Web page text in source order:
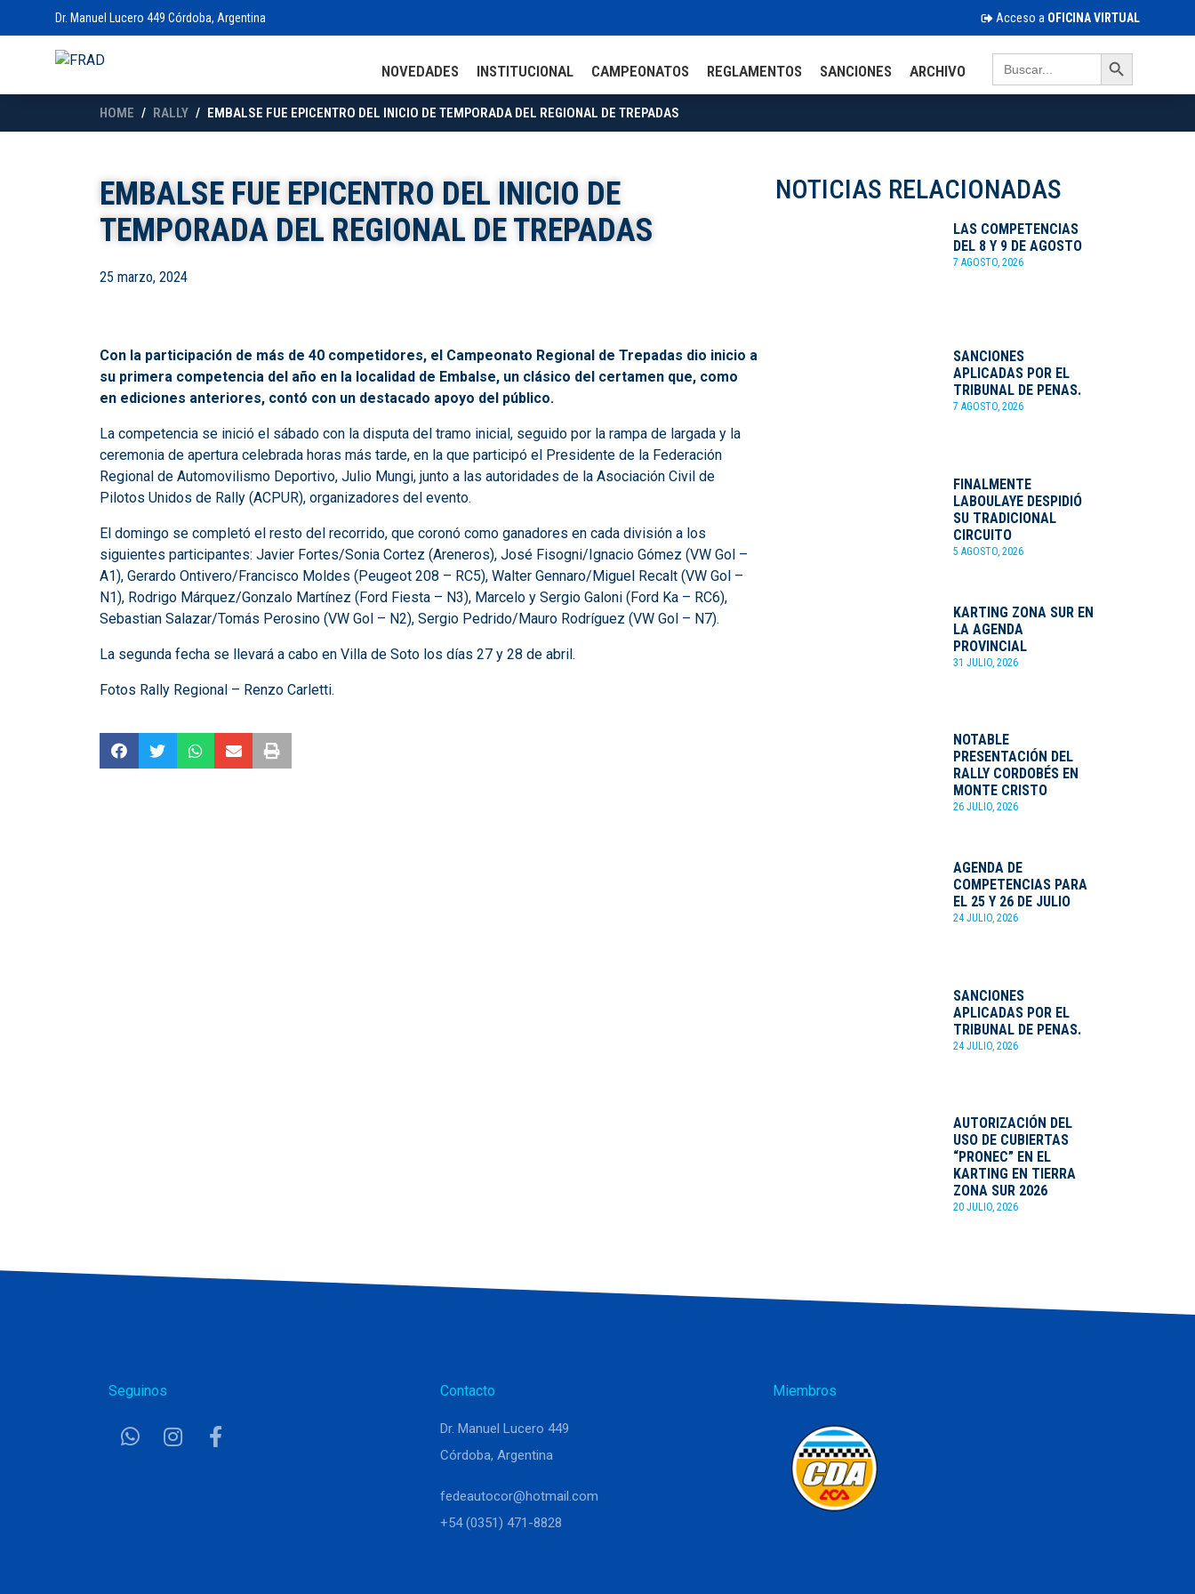
Dr. Manuel Lucero 449 Córdoba, Argentina Acceso a OFICINA VIRTUAL
NOVEDADES INSTITUCIONAL CAMPEONATOS REGLAMENTOS SANCIONES ARCHIVO
Search
for:
Search Button
HOME RALLY EMBALSE FUE EPICENTRO DEL INICIO DE TEMPORADA DEL REGIONAL DE TREPADAS
EMBALSE FUE EPICENTRO DEL INICIO DE
TEMPORADA DEL REGIONAL DE TREPADAS
25 marzo, 2024
Con la participación de más de 40 competidores, el Campeonato Regional de Trepadas dio inicio a
su primera competencia del año en la localidad de Embalse, un clásico del certamen que, como
en ediciones anteriores, contó con un destacado apoyo del público.
La competencia se inició el sábado con la disputa del tramo inicial, seguido por la rampa de largada y la
ceremonia de apertura celebrada horas más tarde, en la que participó el Presidente de la Federación
Regional de Automovilismo Deportivo, Julio Mungi, junto a las autoridades de la Asociación Civil de
Pilotos Unidos de Rally (ACPUR), organizadores del evento.
El domingo se completó el resto del recorrido, que coronó como ganadores en cada división a los
siguientes participantes: Javier Fortes/Sonia Cortez (Areneros), José Fisogni/Ignacio Gómez (VW Gol –
A1), Gerardo Ontivero/Francisco Moldes (Peugeot 208 – RC5), Walter Gennaro/Miguel Recalt (VW Gol –
N1), Rodrigo Márquez/Gonzalo Martínez (Ford Fiesta – N3), Marcelo y Sergio Galoni (Ford Ka – RC6),
Sebastian Salazar/Tomás Perosino (VW Gol – N2), Sergio Pedrido/Mauro Rodríguez (VW Gol – N7).
La segunda fecha se llevará a cabo en Villa de Soto los días 27 y 28 de abril.
Fotos Rally Regional – Renzo Carletti.
NOTICIAS RELACIONADAS
LAS COMPETENCIAS
DEL 8 Y 9 DE AGOSTO
7 AGOSTO, 2026
SANCIONES
APLICADAS POR EL
TRIBUNAL DE PENAS.
7 AGOSTO, 2026
FINALMENTE
LABOULAYE DESPIDIÓ
SU TRADICIONAL
CIRCUITO
5 AGOSTO, 2026
KARTING ZONA SUR EN
LA AGENDA
PROVINCIAL
31 JULIO, 2026
NOTABLE
PRESENTACIÓN DEL
RALLY CORDOBÉS EN
MONTE CRISTO
26 JULIO, 2026
AGENDA DE
COMPETENCIAS PARA
EL 25 Y 26 DE JULIO
24 JULIO, 2026
SANCIONES
APLICADAS POR EL
TRIBUNAL DE PENAS.
24 JULIO, 2026
AUTORIZACIÓN DEL
USO DE CUBIERTAS
“PRONEC” EN EL
KARTING EN TIERRA
ZONA SUR 2026
20 JULIO, 2026
Seguinos Contacto
Dr. Manuel Lucero 449
Córdoba, Argentina
fedeautocor@hotmail.com
+54 (0351) 471-8828
Miembros